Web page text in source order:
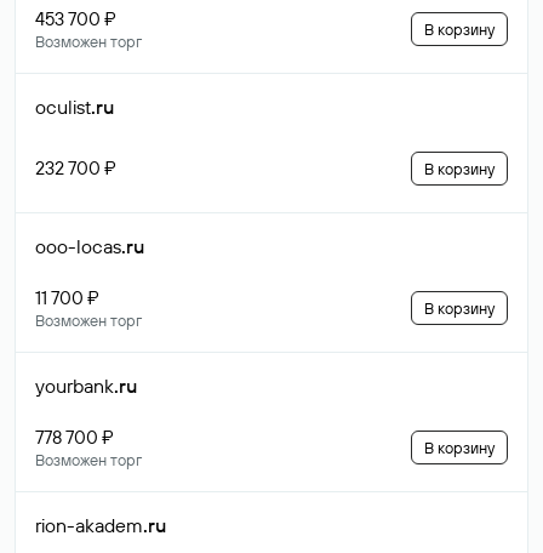
453 700 ₽
Возможен торг
В корзину
oculist.ru
232 700 ₽ В корзину
ooo-locas.ru
11 700 ₽
Возможен торг
В корзину
yourbank.ru
778 700 ₽
Возможен торг
В корзину
rion-akadem.ru